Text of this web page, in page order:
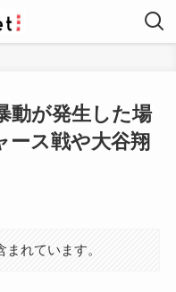
動が発生した場
ース戦や大谷翔
れています。